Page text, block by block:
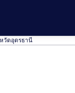
วัดอุดรธานี